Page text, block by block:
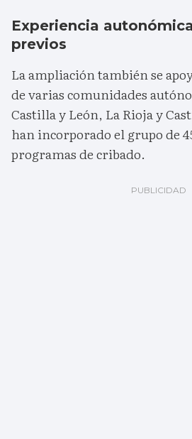
Experiencia
previos
La ampliación también se
de varias comunidades
Castilla y León, La Rioja y
han incorporado el grupo de
programas de cribado.